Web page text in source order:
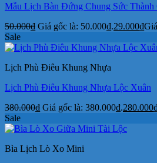
Mẫu Lịch Bàn Đứng Chung Sức Thành
50.000₫ Giá gốc là: 50.000₫.29.000₫
Sale
Lịch Phù Điêu Khung Nhựa
Lịch Phù Điêu Khung Nhựa Lộc Xuân
380.000₫ Giá gốc là: 380.000₫.280.000
Sale
Bìa Lịch Lò Xo Mini